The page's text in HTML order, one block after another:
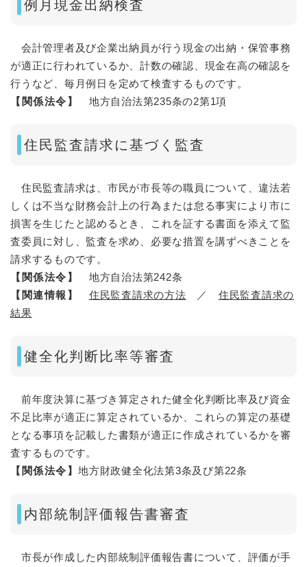
例月現金出納検査
会計管理者及び企業出納員が行う現金の出納・保管事務
が適正に行われているか、計数の確認、現金在高の確認を
行うなど、毎月例日を定めて検査するものです。
【関係法令】
地方自治法第235条の2第1項
住民監査請求に基づく監査
住民監査請求は、市民が市長等の職員について、違法若
しくは不当な財務会計上の行為または怠る事実により市に
損害を生じたと認めるとき、これを証する書面を添えて監
査委員に対し、監査を求め、必要な措置を講ずべきことを
請求するものです。
【関係法令】
地方自治法第242条
【関連情報】
住民監査請求の方法 ／ 住民監査請求の
結果
健全化判断比率等審査
前年度決算に基づき算定された健全化判断比率及び資金
不足比率が適正に算定されているか、これらの算定の基礎
となる事項を記載した書類が適正に作成されているかを審
査するものです。
【関係法令】 地方財政健全化法第3条及び第22条
内部統制評価報告書審査
市長が作成した内部統制評価報告書について、評価が手